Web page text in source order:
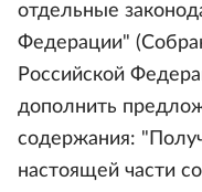
отдельные
Федерации"
Российской
дополнить
содержания:
настоящей части